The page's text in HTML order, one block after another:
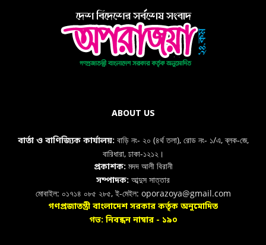
ABOUT US
বার্তা ও বাণিজ্যিক কার্যালয়: বাড়ি নং- ২০ (৪র্থ তলা), রোড নং- ১/এ, ব্লক-জে,
বারিধারা, ঢাকা-১২১২।
প্রকাশক:মদদ আলী বিরানী
সম্পাদক: আব্দুস সাত্তার
মোবাইল: ০১৭১৪ ০৮৫ ২৮৫, ই-মেইল: oporazoya@gmail.com
গণপ্রজাতন্ত্রী বাংলাদেশ সরকার কর্তৃক অনুমোদিত
গভ: নিবন্ধন নাম্বার - ১৯০